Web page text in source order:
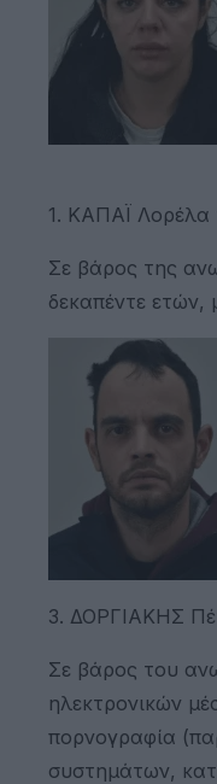
1. ΚΑΠΑΪ Λορέλα
Σε βάρος της
δεκαπέντε
3. ΔΟΡΓΙΑΚΗΣ
Σε βάρος του
ηλεκτρονικών
πορνογραφία
συστημάτων,